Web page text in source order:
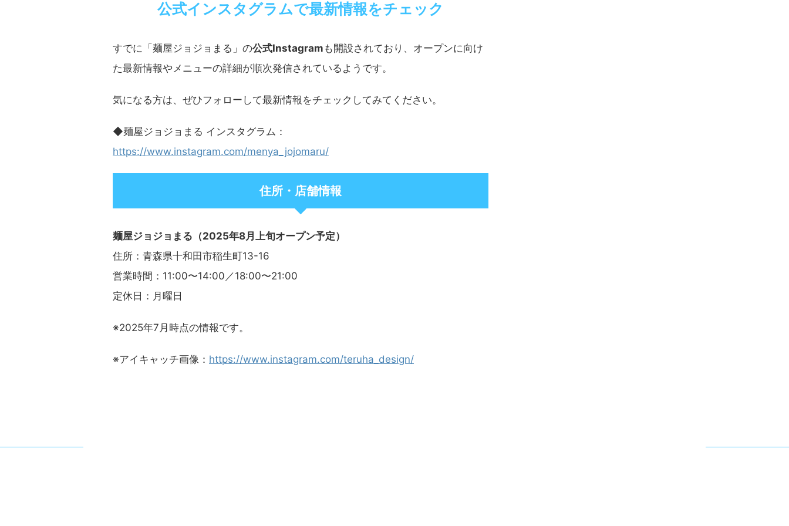
公式インスタグラムで最新情報をチェック
すでに「麺屋ジョジョまる」の公式Instagram も開設されており、オープンに向け
た最新情報やメニューの詳細が順次発信されているようです。
気になる方は、ぜひフォローして最新情報をチェックしてみてください。
◆麺屋ジョジョまる インスタグラム：
https://www.instagram.com/menya_jojomaru/
住所・店舗情報
麺屋ジョジョまる（2025年8月上旬オープン予定）
住所：青森県十和田市稲生町13-16
営業時間：11:00〜14:00／18:00〜21:00
定休日：月曜日
※2025年7月時点の情報です。
※アイキャッチ画像： https://www.instagram.com/teruha_design/